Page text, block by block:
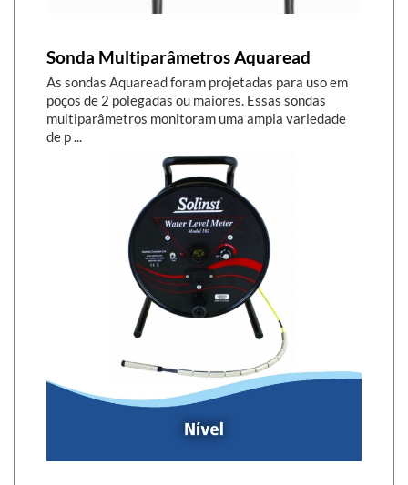
Sonda Multiparâmetros Aquaread
As sondas Aquaread foram projetadas para uso em
poços de 2 polegadas ou maiores. Essas sondas
multiparâmetros monitoram uma ampla variedade
de p ...